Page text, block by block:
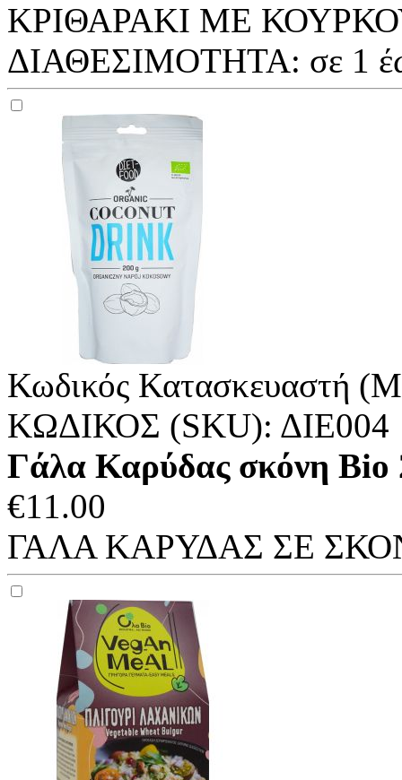
ΚΡΙΘΑΡΑΚΙ ΜΕ
ΔΙΑΘΕΣΙΜΟΤΗΤΑ: σε 1
Κωδικός Κατασκευαστή
ΚΩΔΙΚΟΣ (SKU): ΔΙΕ004
Γάλα Καρύδας σκόνη
€11.00
ΓΑΛΑ ΚΑΡΥΔΑΣ ΣΕ